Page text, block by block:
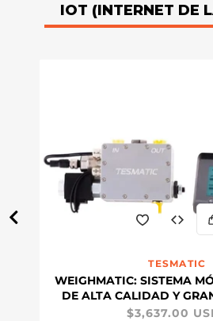
IOT (INTERNET DE
TESMATIC
WEIGHMATIC: SISTEMA
DE ALTA CALIDAD Y
$3,637.00